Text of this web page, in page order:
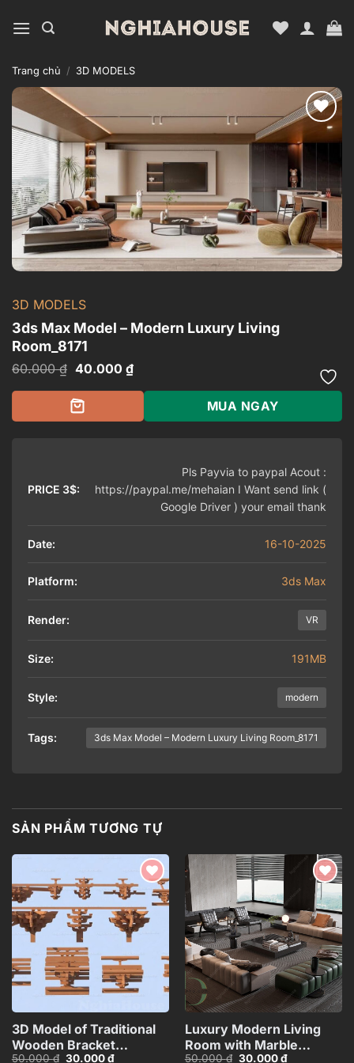
qua
dung
Trang chủ / 3D MODELS
Add to
wishlist
3D MODELS
3ds Max Model – Modern Luxury Living
Room_8171
60.000₫ Giá
là:
60.000 ₫.
40.000 ₫Giá
hiện
tại
40.000 ₫.
MUA NGAY
PRICE 3$:
Pls Payvia to paypal Acout :
https://paypal.me/mehaian I Want send link (
Google Driver ) your email thank
Date: 16-10-2025
Platform: 3ds Max
Render: VR
Size: 191MB
Style: modern
Tags: 3ds Max Model – Modern Luxury Living Room_8171
SẢN PHẨM TƯƠNG TỰ
Add to
wishlist
3D Model of Traditional
Wooden Bracket
50.000₫ Giá
30.000₫Giá
Add to
wishlist
Luxury Modern Living
Room with Marble
50.000₫ Giá
30.000₫Giá